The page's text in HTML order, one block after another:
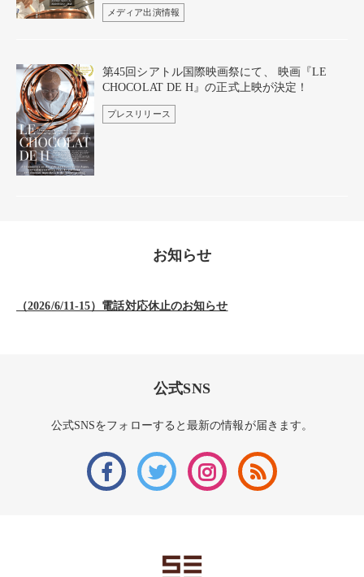
メディア出演情報
第45回シアトル国際映画祭にて、 映画『LE
CHOCOLAT DE H』の正式上映が決定！
プレスリリース
お知らせ
（2026/6/11-15）電話対応休止のお知らせ
公式SNS
公式SNSをフォローすると最新の情報が届きます。